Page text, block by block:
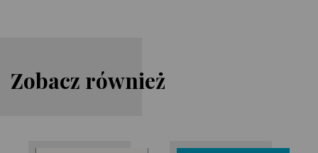
Zobacz również